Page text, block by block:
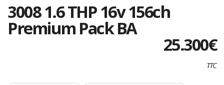
3008 1.6 THP 16v 156ch
Premium Pack BA
25.300€
TTC